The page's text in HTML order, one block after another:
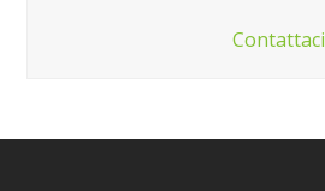
Contattaci